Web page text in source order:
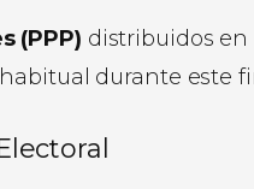
(PPP) distribuidos en
durante este